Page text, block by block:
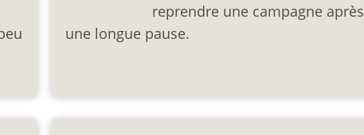
reprendre une campagne après
une longue pause.